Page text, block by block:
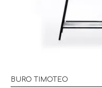
BURO TIMOTEO